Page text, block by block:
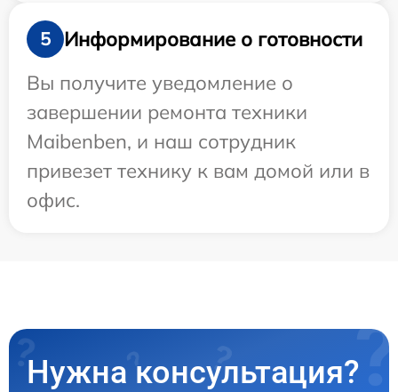
5
Информирование о готовности
Вы получите уведомление о
завершении ремонта техники
Maibenben, и наш сотрудник
привезет технику к вам домой или в
офис.
Нужна консультация?